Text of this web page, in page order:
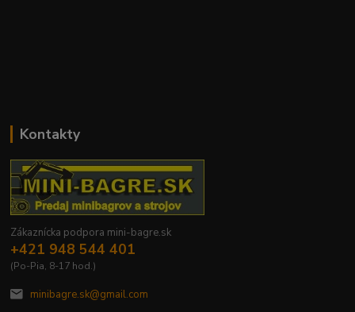
Kontakty
Zákaznícka podpora mini-bagre.sk
+421 948 544 401
(Po-Pia, 8-17 hod.)
minibagre.sk@gmail.com